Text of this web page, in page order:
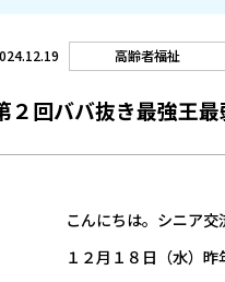
高齢者福祉
２回ババ抜き最強王
こんにちは。シニア
１２月１８日（水）